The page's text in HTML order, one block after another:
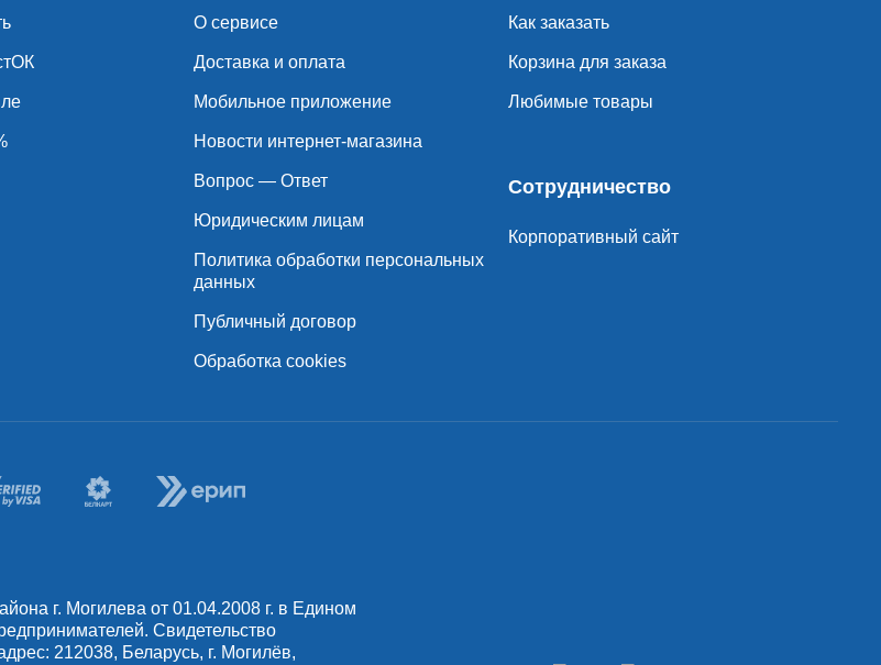
О сервисе
Доставка и оплата
Мобильное приложение
Новости интернет-магазина
Вопрос — Ответ
Юридическим лицам
Политика обработки персональных
данных
Публичный договор
Обработка cookies
Как заказать
Корзина для заказа
Любимые товары
Сотрудничество
Корпоративный сайт
г. Могилева от 01.04.2008 г. в Едином
Свидетельство
212038, Беларусь, г. Могилёв,